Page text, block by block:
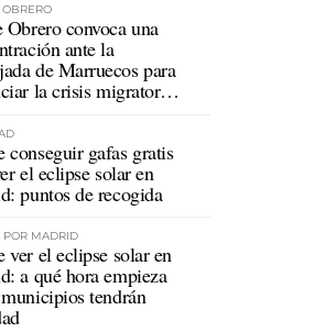
OBRERO
Obrero convoca una
ante la
de Marruecos para
la crisis migratoria
conseguir gafas gratis
el eclipse solar en
puntos de recogida
POR MADRID
ver el eclipse solar en
a qué hora empieza
tendrán